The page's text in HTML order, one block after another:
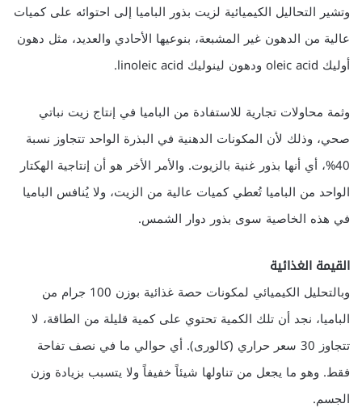
وتشير التحاليل الكيميائية لزيت بذور الباميا إلى احتوائه على كميات
عالية من الدهون غير المشبعة، بنوعيها الأحادي والعديد، مثل دهون
أوليك oleic acid ودهون لينوليك linoleic acid.
وثمة محاولات تجارية للاستفادة من الباميا في إنتاج زيت نباتي
صحي، وذلك لأن المكونات الدهنية في البذرة الواحد تتجاوز نسبة
40%، أي أنها بذور غنية بالزيوت. والأمر الأخر هو أن إنتاجية الهكتار
الواحد من الباميا تُعطي كميات عالية من الزيت، ولا يُنافس الباميا
في هذه الخاصية سوى بذور دوار الشمس.
القيمة الغذائية
وبالتحليل الكيميائي لمكونات حصة غذائية بوزن 100 جرام من
الباميا، نجد أن تلك الكمية تحتوي على كمية قليلة من الطاقة، لا
تتجاوز 30 سعر حراري (كالورى). أي حوالي ما في نصف تفاحة
فقط. وهو ما يجعل من تناولها شيئاً خفيفاً ولا يتسبب بزيادة وزن
الجسم.